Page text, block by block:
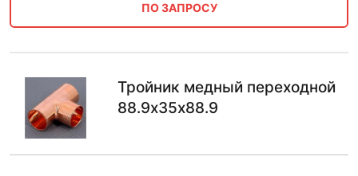
ПО ЗАПРОСУ
Тройник медный переходной
88.9х35х88.9